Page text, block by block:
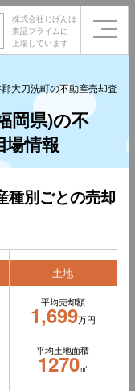
株式会社じげんは
東証プライムに
上場しています
大刀洗町の不動産売却査定
岡県)の不
場情報
種別ごとの売却
土地
平均売却額
1,699万円
平均土地面積
1270㎡